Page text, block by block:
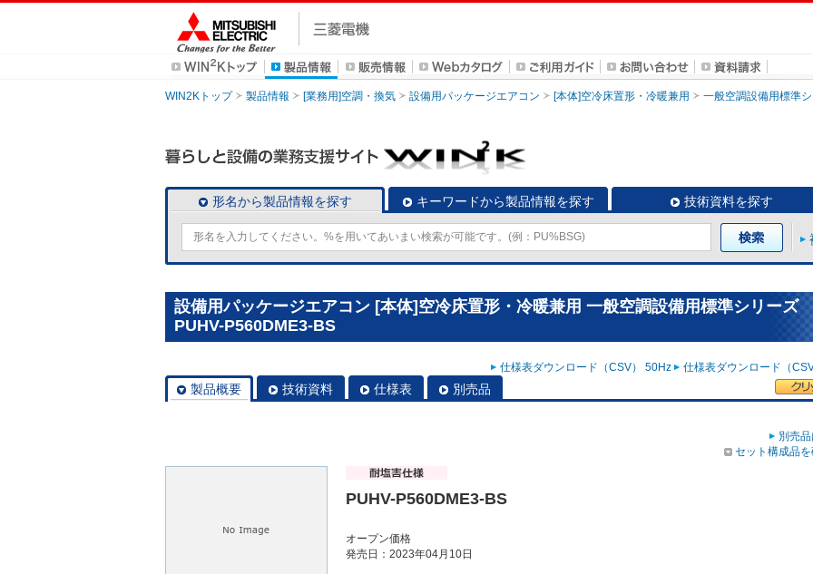
WIN2Kトップ 製品情報 [業務用]空調・換気 設備用パッケージエアコン [本体]空冷床置形・冷暖兼用 一般空調設備用標準
形名から製品情報を探す キーワードから製品情報を探す 技術資料を探す
設備用パッケージエアコン [本体]空冷床置形・冷暖兼用 一般空調設備用標準シリーズ
PUHV-P560DME3-BS
仕様表ダウンロード（CSV） 50Hz 仕様表ダウンロード（
製品概要 技術資料 仕様表 別売品
別売
セット構成品
PUHV-P560DME3-BS
オープン価格
発売日：2023年04月10日